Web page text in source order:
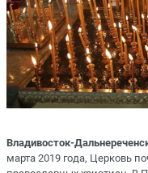
Владивосток-
марта 2019 года, Церковь